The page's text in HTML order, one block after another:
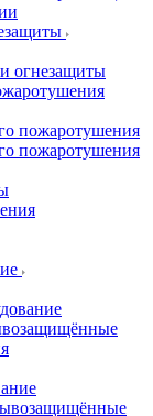
огнезащиты
пожаротушения
пожаротушения